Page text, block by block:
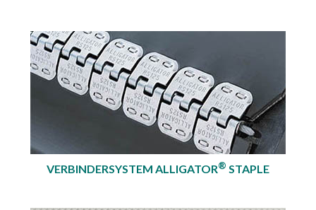
VERBINDERSYSTEM ALLIGATOR® STAPLE